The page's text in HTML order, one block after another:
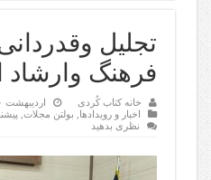
تجلیل
فرهنگ وارشاد
خانه کتاب کُردی
اردیبهشت ۳۰, ۱۴۰۲
اخبار و رویدادها
بولتن مجلات
نظری بدهید